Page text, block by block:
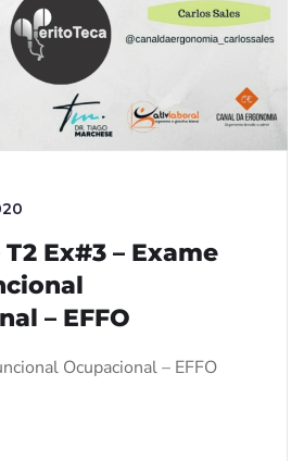
Ex#3 – Exame
– EFFO
Ocupacional – EFFO